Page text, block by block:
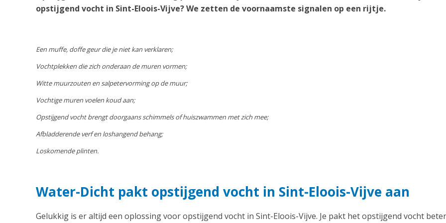
opstijgend vocht in Sint-Eloois-Vijve? We zetten de voornaamste signalen op een rijtje.
Een muffe, doffe geur die je niet kan verklaren;
Vochtplekken die zich onderaan de muren vormen;
Witte muurzouten en salpetervorming op de muur;
Vochtige muren voelen koud aan;
Opstijgend vocht brengt doorgaans schimmels of huiszwammen met zich mee;
Afbladderende verf en loshangend behang;
Loskomende plinten.
Water-Dicht pakt opstijgend vocht in Sint-Eloois-Vijve aan
Gelukkig is er altijd een oplossing voor opstijgend vocht in Sint-Eloois-Vijve. Je pakt het opstijgend vocht